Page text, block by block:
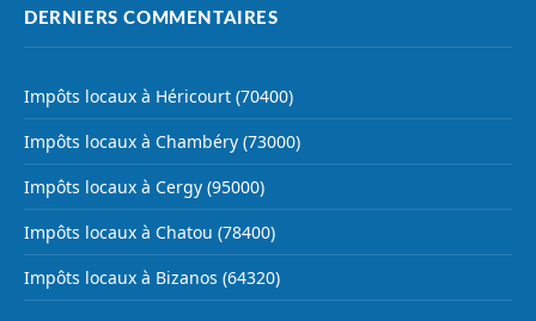
DERNIERS COMMENTAIRES
Impôts locaux à Héricourt (70400)
Impôts locaux à Chambéry (73000)
Impôts locaux à Cergy (95000)
Impôts locaux à Chatou (78400)
Impôts locaux à Bizanos (64320)